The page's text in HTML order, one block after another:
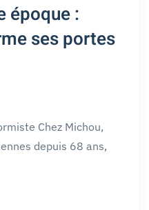
époque :
ses portes
Chez Michou,
depuis 68 ans,